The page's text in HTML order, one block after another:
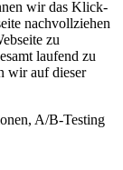
wir das Klick-
nachvollziehen
zu
laufend zu
wir auf dieser
A/B-Testing